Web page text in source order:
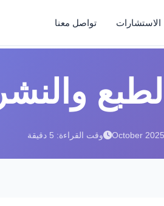
الاستشارات تواصل معنا
والنشر
وقت القراءة: 5 دقيقة